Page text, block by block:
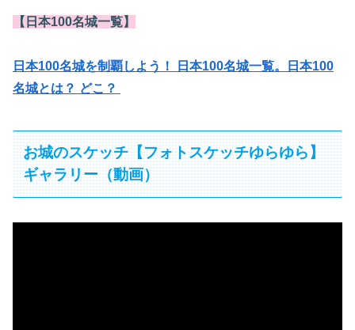
【日本100名城一覧】
日本100名城を制覇しよう！ 日本100名城一覧。日本100
名城とは？ どこ？
お城のスケッチ【フォトスケッチゆらゆら】
ギャラリー（動画）